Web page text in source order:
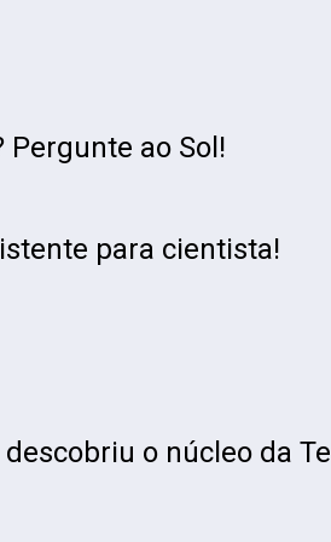
Pergunte ao Sol!
para cientista!
o núcleo da